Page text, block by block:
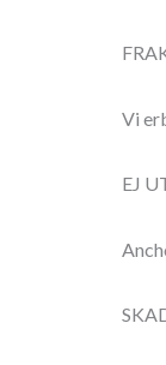
Vi
EJ